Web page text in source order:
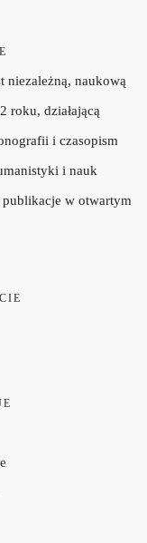
niezależną, naukową
roku, działającą
i czasopism
i nauk
w otwartym